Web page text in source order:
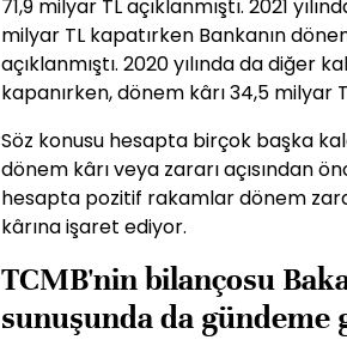
71,9 milyar TL açıklanmıştı. 2021
milyar TL kapatırken Bankanın
açıklanmıştı. 2020 yılında da diğer
kapanırken, dönem kârı 34,5 milyar
Söz konusu hesapta birçok başka
dönem kârı veya zararı açısından
hesapta pozitif rakamlar dönem
kârına işaret ediyor.
TCMB'nin bilançosu
sunuşunda da gündeme